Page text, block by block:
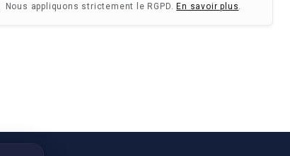
Nous appliquons strictement le RGPD. En savoir plus.